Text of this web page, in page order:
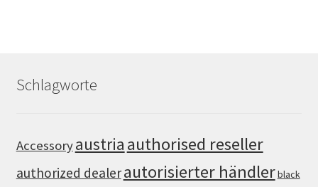
Schlagworte
Accessoryaustria authorised reseller
authorized dealerautorisierter händlerblack